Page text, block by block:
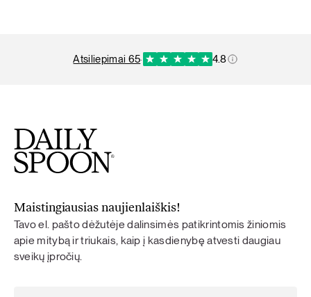
atsiliepimai 65· 4.8
Maistingiausias naujienlaiškis!
Tavo el. pašto dėžutėje dalinsimės patikrintomis žiniomis
apie mitybą ir triukais, kaip į kasdienybę atvesti daugiau
sveikų įpročių.